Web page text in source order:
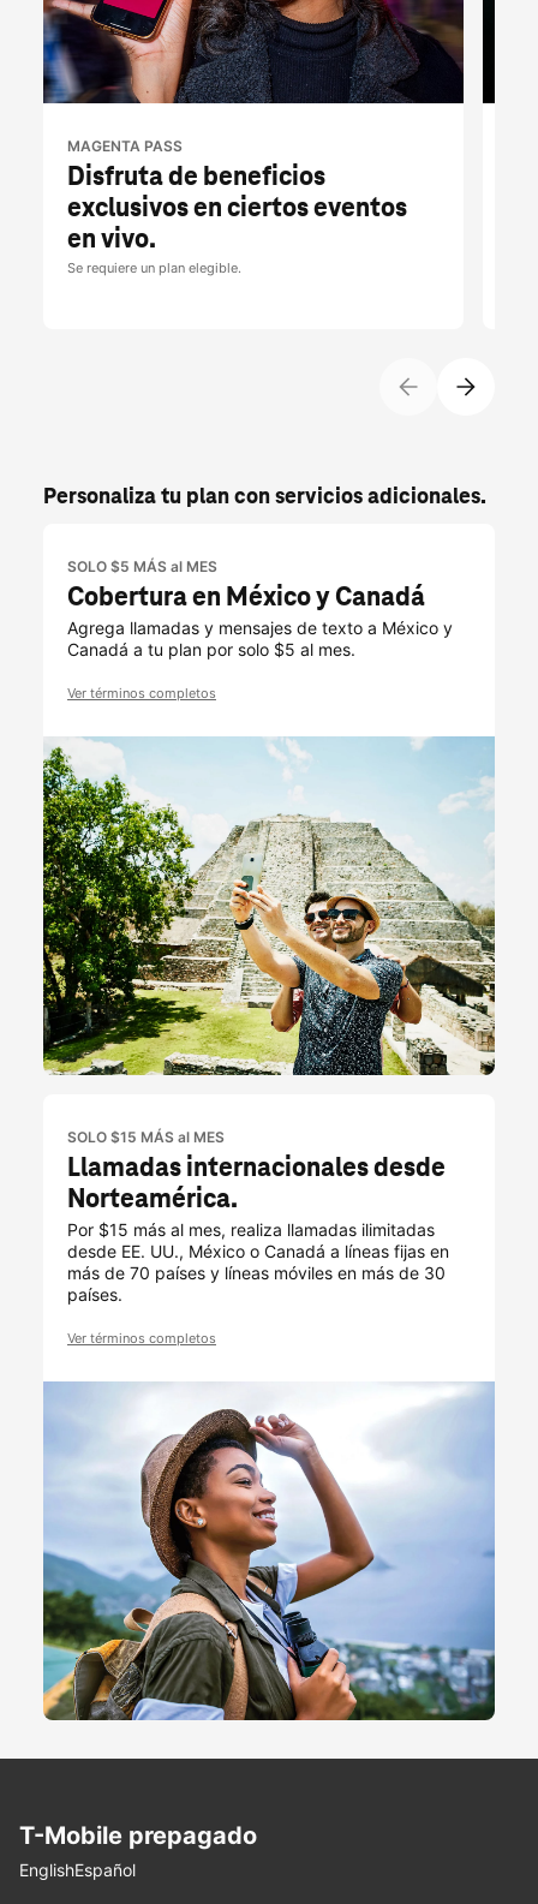
MAGENTA PASS
Disfruta de beneficios
exclusivos en ciertos eventos
en vivo.
Se requiere un plan elegible.
Personaliza tu plan con servicios adicionales.
SOLO $5 MÁS al MES
Cobertura en México y Canadá
Agrega llamadas y mensajes de texto a México y
Canadá a tu plan por solo $5 al mes.
Ver términos completos
SOLO $15 MÁS al MES
Llamadas internacionales desde
Norteamérica.
Por $15 más al mes, realiza llamadas ilimitadas
desde EE. UU., México o Canadá a líneas fijas en
más de 70 países y líneas móviles en más de 30
países.
Ver términos completos
T-Mobile prepagado
Elegir idioma
EnglishEspañol